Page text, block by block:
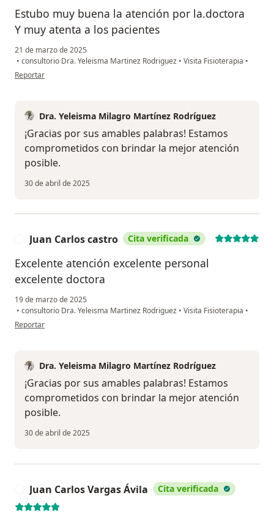
Estubo muy buena la atención por la.doctora
Y muy atenta a los pacientes
21 de marzo de 2025
• consultorio Dra. Yeleisma Martinez Rodriguez • Visita Fisioterapia •
en opinión del usuario Helner jose polo ayala
Reportar
Dra. Yeleisma Milagro Martínez Rodríguez
¡Gracias por sus amables palabras! Estamos
comprometidos con brindar la mejor atención
posible.
30 de abril de 2025
Juan Carlos castro Cita verificada
Excelente atención excelente personal
excelente doctora
19 de marzo de 2025
• consultorio Dra. Yeleisma Martinez Rodriguez • Visita Fisioterapia •
en opinión del usuario Juan Carlos castro
Reportar
Dra. Yeleisma Milagro Martínez Rodríguez
¡Gracias por sus amables palabras! Estamos
comprometidos con brindar la mejor atención
posible.
30 de abril de 2025
Juan Carlos Vargas Ávila Cita verificada